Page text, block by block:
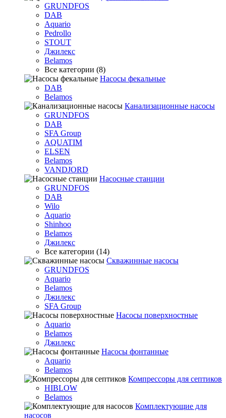
GRUNDFOS
DAB
Aquario
Pedrollo
STOUT
Джилекс
Belamos
Все категории (8)
Насосы фекальные
DAB
Belamos
Канализационные насосы
GRUNDFOS
DAB
SFA Group
AQUATIM
ELSEN
Belamos
VANDJORD
Насосные станции
GRUNDFOS
DAB
Wilo
Aquario
Shinhoo
Belamos
Джилекс
Все категории (14)
Скважинные насосы
GRUNDFOS
Aquario
Belamos
Джилекс
SFA Group
Насосы поверхностные
Aquario
Belamos
Джилекс
Насосы фонтанные
Aquario
Belamos
Компрессоры для септиков
HIBLOW
Belamos
Комплектующие для
насосов